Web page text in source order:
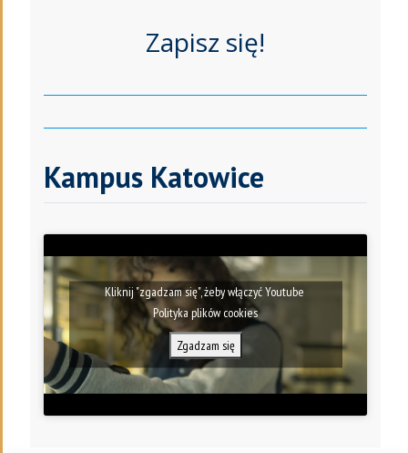
Zapisz się!
Kampus Katowice
Kliknij "zgadzam się", żeby włączyć Youtube
Polityka plików cookies
Zgadzam się